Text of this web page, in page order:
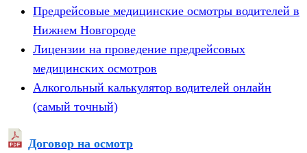
Предрейсовые медицинские осмотры водителей в
Нижнем Новгороде
Лицензии на проведение предрейсовых
медицинских осмотров
Алкогольный калькулятор водителей онлайн
(самый точный)
Договор на осмотр